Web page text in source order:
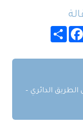
انشر
الدائري –